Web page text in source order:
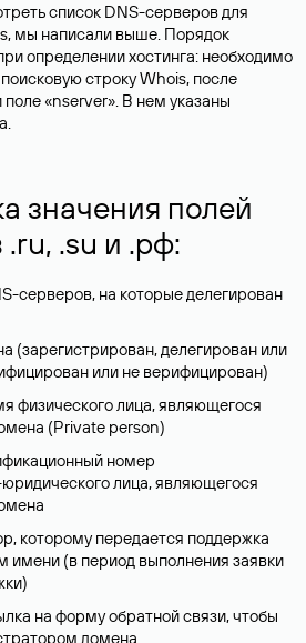
список DNS-серверов для
мы написали выше. Порядок
определении хостинга: необходимо
строку Whois, после
поле «nserver». В нем указаны
значения полей
.su и .рф:
серверов, на которые делегирован
(зарегистрирован, делегирован или
или не верифицирован)
физического лица, являющегося
(Privatе person)
номер
лица, являющегося
которому передается поддержка
имени (в период выполнения заявки
на форму обратной связи, чтобы
домена